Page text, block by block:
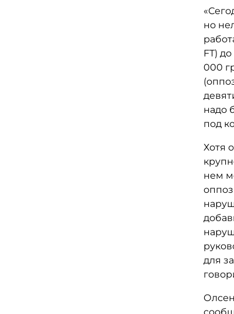
но
FT)
000
надо
под
Хотя
нем
для